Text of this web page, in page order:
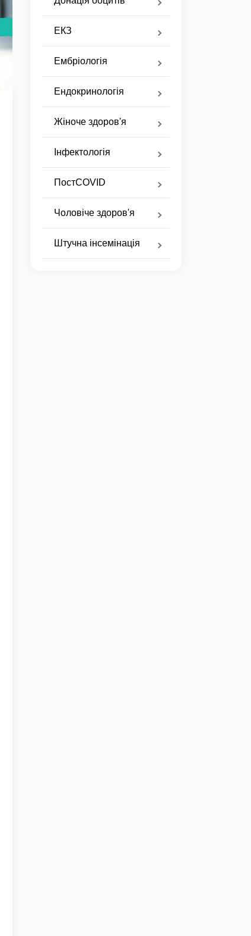
ЕКЗ
Ембріологія
Ендокринологія
Жіноче здоров'я
Інфектологія
ПостCOVID
Чоловіче здоров'я
Штучна інсемінація